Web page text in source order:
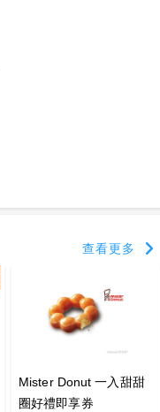
查看更多
Mister Donut 一入甜甜
圈好禮即享券